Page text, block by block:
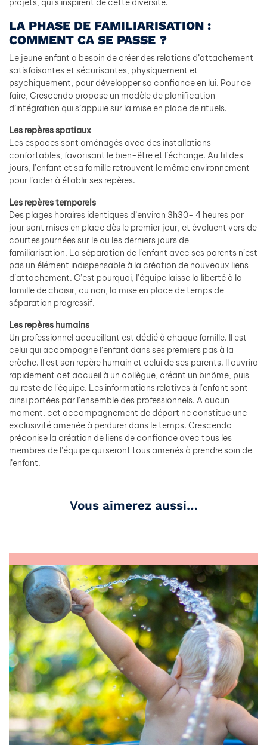
projets, qui s’inspirent de cette diversité.
LA PHASE DE FAMILIARISATION :
COMMENT CA SE PASSE ?
Le jeune enfant a besoin de créer des relations d’attachement
satisfaisantes et sécurisantes, physiquement et
psychiquement, pour développer sa confiance en lui. Pour ce
faire, Crescendo propose un modèle de planification
d’intégration qui s’appuie sur la mise en place de rituels.
Les repères spatiaux
Les espaces sont aménagés avec des installations
confortables, favorisant le bien-être et l’échange. Au fil des
jours, l’enfant et sa famille retrouvent le même environnement
pour l’aider à établir ses repères.
Les repères temporels
Des plages horaires identiques d’environ 3h30- 4 heures par
jour sont mises en place dès le premier jour, et évoluent vers de
courtes journées sur le ou les derniers jours de
familiarisation. La séparation de l’enfant avec ses parents n’est
pas un élément indispensable à la création de nouveaux liens
d’attachement. C’est pourquoi, l’équipe laisse la liberté à la
famille de choisir, ou non, la mise en place de temps de
séparation progressif.
Les repères humains
Un professionnel accueillant est dédié à chaque famille. Il est
celui qui accompagne l’enfant dans ses premiers pas à la
crèche. Il est son repère humain et celui de ses parents. Il ouvrira
rapidement cet accueil à un collègue, créant un binôme, puis
au reste de l’équipe. Les informations relatives à l’enfant sont
ainsi portées par l’ensemble des professionnels. A aucun
moment, cet accompagnement de départ ne constitue une
exclusivité amenée à perdurer dans le temps. Crescendo
préconise la création de liens de confiance avec tous les
membres de l’équipe qui seront tous amenés à prendre soin de
l’enfant.
Vous aimerez aussi…